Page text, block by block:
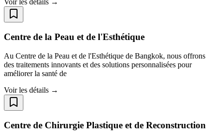
Voir les détails →
Centre de la Peau et de l'Esthétique
Au Centre de la Peau et de l'Esthétique de Bangkok, nous offrons
des traitements innovants et des solutions personnalisées pour
améliorer la santé de
Voir les détails →
Centre de Chirurgie Plastique et de Reconstruction